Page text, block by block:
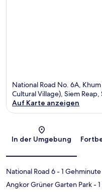
National Road No. 6A,
Cultural Village), Siem Reap,
Auf Karte anzeigen
In der Umgebung
National Road 6- 1 Gehminute
Angkor Grüner Garten Park-